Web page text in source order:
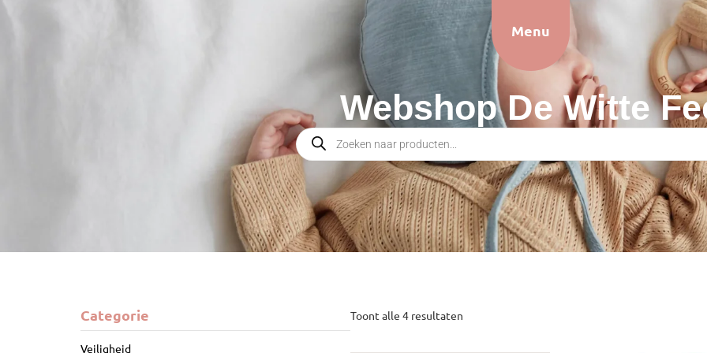
Menu
Webshop De Witte
Categorie
Veiligheid
Toont alle 4 resultaten